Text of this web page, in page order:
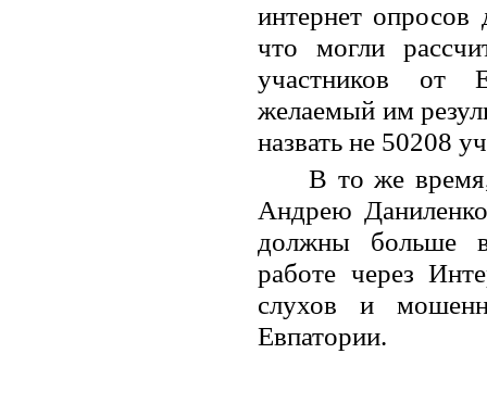
интернет
что могли
участников от
желаемый им
назвать не 50208
В то же время,
Андрею
должны больше
работе через
слухов и
Евпатории.